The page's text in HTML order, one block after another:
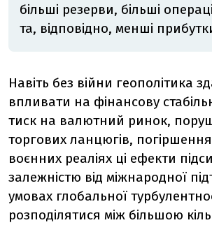
більші резерви, більші
та, відповідно, менші
Навіть без війни геополітика
впливати на фінансову
тиск на валютний ринок,
торгових ланцюгів,
воєнних реаліях ці ефекти
залежністю від міжнародної
умовах глобальної
розподілятися між більшою